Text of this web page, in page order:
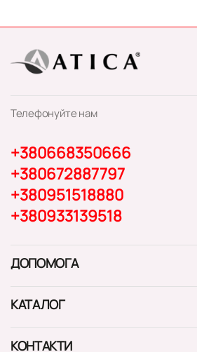
Телефонуйте нам
+380668350666
+380672887797
+380951518880
+380933139518
ДОПОМОГА
КАТАЛОГ
КОНТАКТИ